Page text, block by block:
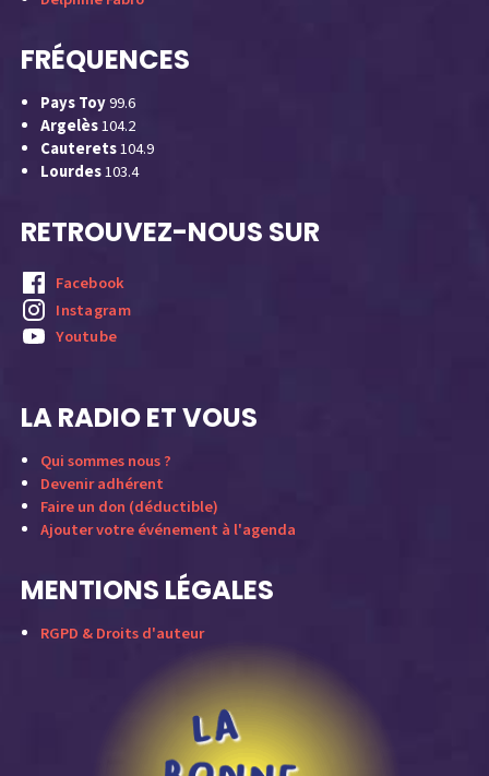
FRÉQUENCES
Pays Toy99.6
Argelès104.2
Cauterets104.9
Lourdes103.4
RETROUVEZ-NOUS SUR
Facebook
Instagram
Youtube
LA RADIO ET VOUS
Qui sommes nous ?
Devenir adhérent
Faire un don (déductible)
Ajouter votre événement à l'agenda
MENTIONS LÉGALES
RGPD & Droits d'auteur